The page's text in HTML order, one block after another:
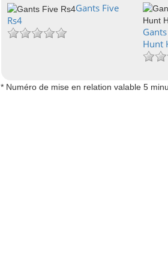
Gants Five
Rs4
Hunt
* Numéro de mise en relation valable 5